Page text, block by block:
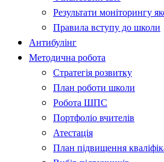
Результати моніторингу
Правила вступу до школи
Антибулінг
Методична робота
Стратегія розвитку
План роботи школи
Робота ШПС
Портфоліо вчителів
Атестація
План підвищення